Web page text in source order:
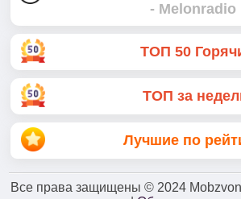
- Melonradio
ТОП 50
ТОП за
Лучшие по
Все права защищены © 2024